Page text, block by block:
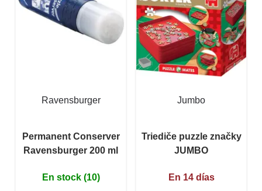
Ravensburger
Permanent Conserver
Ravensburger 200 ml
En stock (10)
Jumbo
Triediče puzzle značky
JUMBO
En 14 días